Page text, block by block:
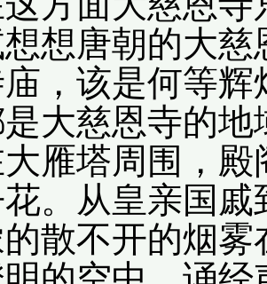
唐朝的大慈
，该是何等
大慈恩寺的
雁塔周围，
。从皇亲国
散不开的烟